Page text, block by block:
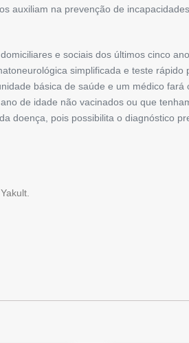
auxiliam na prevenção de
e sociais dos últimos cinco
simplificada e teste
básica de saúde e um médico
de idade não vacinados ou que
doença, pois possibilita o diagnóstico